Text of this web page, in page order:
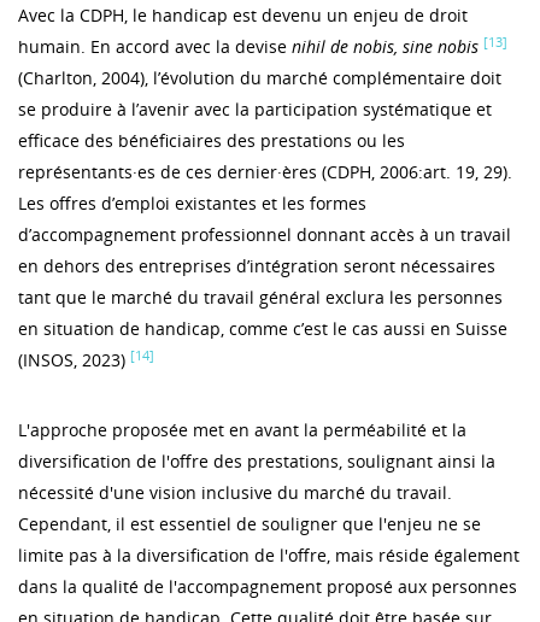
Avec la CDPH, le handicap est devenu un enjeu de droit
humain. En accord avec la devise nihil de nobis, sine nobis [13]
(Charlton, 2004), l’évolution du marché complémentaire doit
se produire à l’avenir avec la participation systématique et
efficace des bénéficiaires des prestations ou les
représentants·es de ces dernier·ères (CDPH, 2006:art. 19, 29).
Les offres d’emploi existantes et les formes
d’accompagnement professionnel donnant accès à un travail
en dehors des entreprises d’intégration seront nécessaires
tant que le marché du travail général exclura les personnes
en situation de handicap, comme c’est le cas aussi en Suisse
(INSOS, 2023) [14]
L'approche proposée met en avant la perméabilité et la
diversification de l'offre des prestations, soulignant ainsi la
nécessité d'une vision inclusive du marché du travail.
Cependant, il est essentiel de souligner que l'enjeu ne se
limite pas à la diversification de l'offre, mais réside également
dans la qualité de l'accompagnement proposé aux personnes